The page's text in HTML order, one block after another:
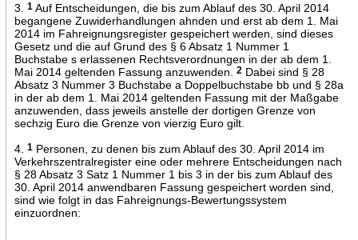
3.
1Auf Entscheidungen, die bis zum Ablauf des 30. April 2014
begangene Zuwiderhandlungen ahnden und erst ab dem 1. Mai
2014 im Fahreignungsregister gespeichert werden, sind dieses
Gesetz und die auf Grund des § 6 Absatz 1 Nummer 1
Buchstabe s erlassenen Rechtsverordnungen in der ab dem 1.
Mai 2014 geltenden Fassung anzuwenden.
2Dabei sind § 28
Absatz 3 Nummer 3 Buchstabe a Doppelbuchstabe bb und § 28a
in der ab dem 1. Mai 2014 geltenden Fassung mit der Maßgabe
anzuwenden, dass jeweils anstelle der dortigen Grenze von
sechzig Euro die Grenze von vierzig Euro gilt.
4.
1Personen, zu denen bis zum Ablauf des 30. April 2014 im
Verkehrszentralregister eine oder mehrere Entscheidungen nach
§ 28 Absatz 3 Satz 1 Nummer 1 bis 3 in der bis zum Ablauf des
30. April 2014 anwendbaren Fassung gespeichert worden sind,
sind wie folgt in das Fahreignungs-Bewertungssystem
einzuordnen: